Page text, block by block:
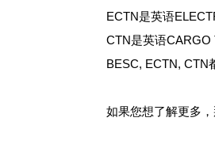
ECTN是英语
CTN是英语CARGO
BESC, ECTN, CTN
如果您想了解更多，